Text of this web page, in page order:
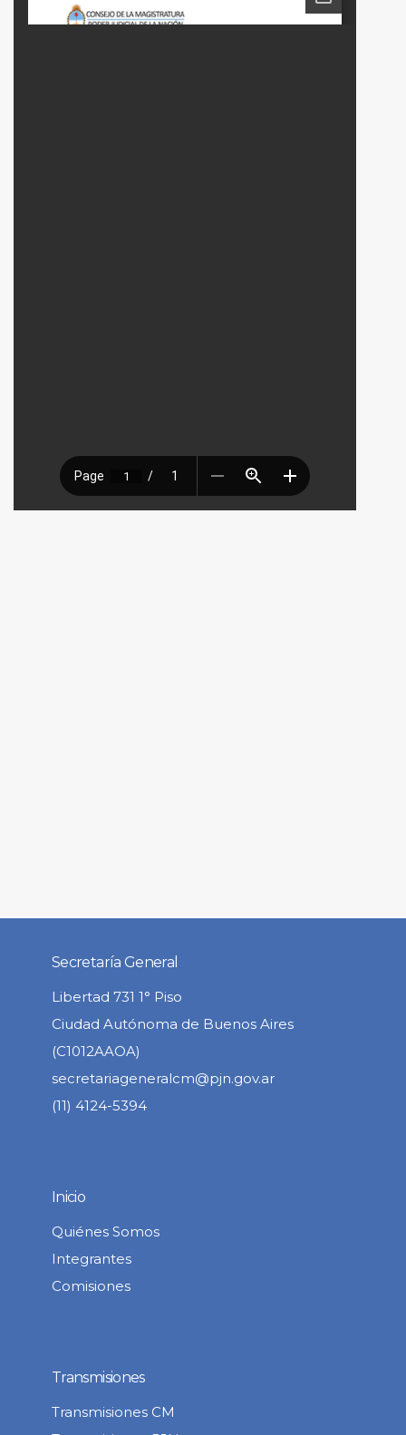
Secretaría General
Libertad 731 1° Piso
Ciudad Autónoma de Buenos Aires
(C1012AAOA)
secretariageneralcm@pjn.gov.ar
(11) 4124-5394
Inicio
Quiénes Somos
Integrantes
Comisiones
Transmisiones
Transmisiones CM